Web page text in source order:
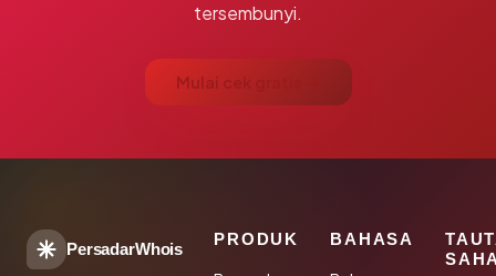
tersembunyi.
Mulai cek gratis →
PersadarWhois
PRODUK BAHASA